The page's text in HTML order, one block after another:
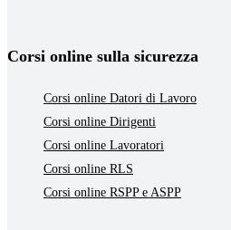
Corsi online sulla sicurezza
Corsi online Datori di Lavoro
Corsi online Dirigenti
Corsi online Lavoratori
Corsi online RLS
Corsi online RSPP e ASPP